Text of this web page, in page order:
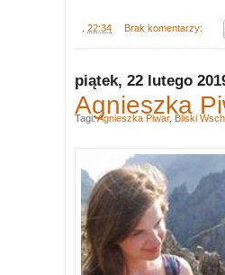
. 22:34 Brak komentarzy:
piątek, 22 lutego
Agnieszka
Tagi:Agnieszka Piwar, Bliski